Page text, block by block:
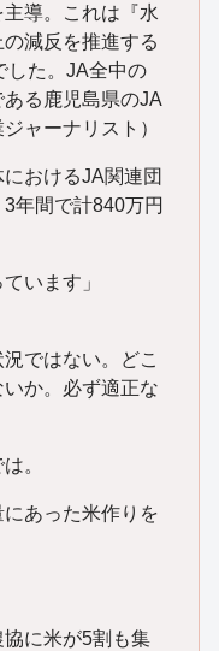
導。これは『水
減反を推進する
した。JA全中の
る鹿児島県のJA
ャーナリスト）
おけるJA関連団
年間で計840万円
います」
ではない。どこ
か。必ず適正な
。
にあった米作りを
協に米が5割も集